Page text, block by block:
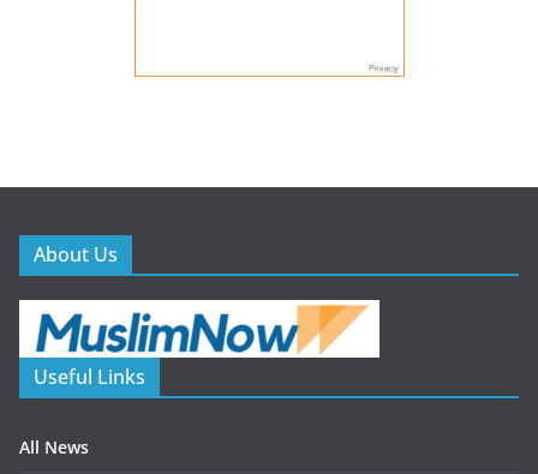
About Us
Useful Links
All News